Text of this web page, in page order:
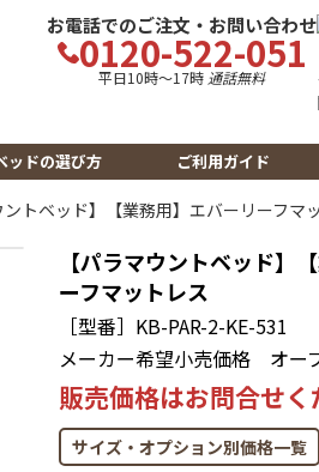
お電話でのご注文・お問い合わせ
0120-522-051
平日10時～17時 通話無料
ッドの選び方 ご利用ガイド
ントベッド】【業務用】エバーリーフマ
【パラマウントベッド】
ーフマットレス
［型番］KB-PAR-2-KE-531
メーカー希望小売価格
オー
販売価格はお問合せく
サイズ・オプション別価格一覧